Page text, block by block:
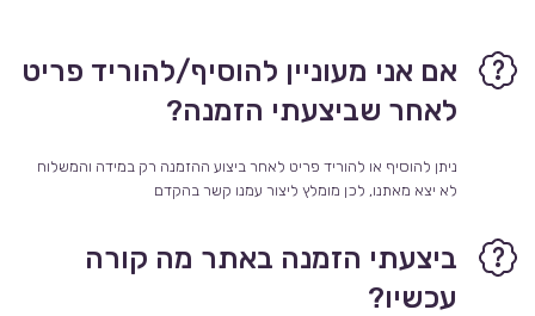
אם אני מעוניין להוסיף/להוריד פריט
לאחר שביצעתי הזמנה?
ניתן להוסיף או להוריד פריט לאחר ביצוע ההזמנה רק במידה והמשלוח
לא יצא מאתנו, לכן מומלץ ליצור עמנו קשר בהקדם
ביצעתי הזמנה באתר מה קורה
עכשיו?